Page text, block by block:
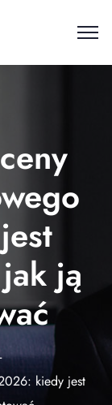
ją
kiedy jest